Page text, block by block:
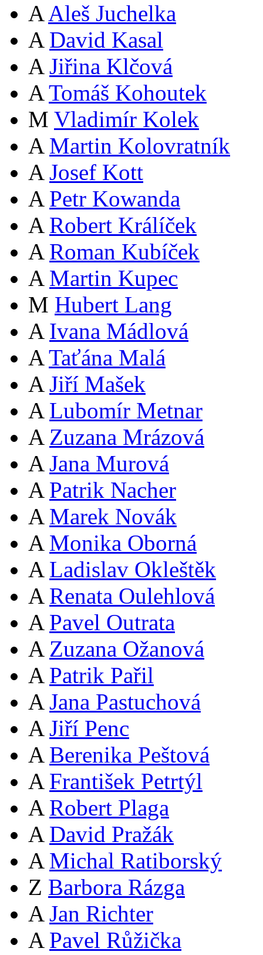
A Aleš Juchelka
A David Kasal
A Jiřina Klčová
A Tomáš Kohoutek
M Vladimír Kolek
A Martin Kolovratník
A Josef Kott
A Petr Kowanda
A Robert Králíček
A Roman Kubíček
A Martin Kupec
M Hubert Lang
A Ivana Mádlová
A Taťána Malá
A Jiří Mašek
A Lubomír Metnar
A Zuzana Mrázová
A Jana Murová
A Patrik Nacher
A Marek Novák
A Monika Oborná
A Ladislav Okleštěk
A Renata Oulehlová
A Pavel Outrata
A Zuzana Ožanová
A Patrik Pařil
A Jana Pastuchová
A Jiří Penc
A Berenika Peštová
A František Petrtýl
A Robert Plaga
A David Pražák
A Michal Ratiborský
Z Barbora Rázga
A Jan Richter
A Pavel Růžička